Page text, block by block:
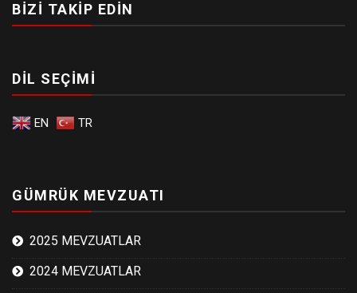
BİZİ TAKİP EDİN
DİL SEÇİMİ
EN TR
GÜMRÜK MEVZUATI
2025 MEVZUATLAR
2024 MEVZUATLAR